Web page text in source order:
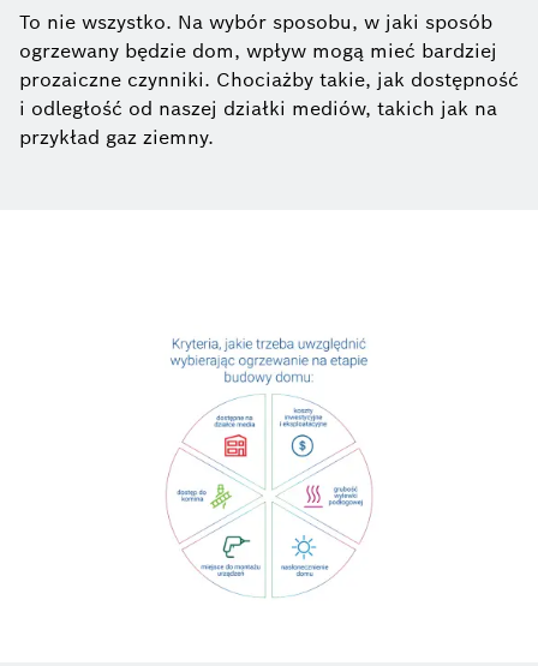
To nie wszystko. Na wybór sposobu, w jaki sposób
ogrzewany będzie dom, wpływ mogą mieć bardziej
prozaiczne czynniki. Chociażby takie, jak dostępność
i odległość od naszej działki mediów, takich jak na
przykład gaz ziemny.